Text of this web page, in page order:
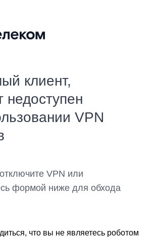
клиент,
недоступен
VPN
VPN или
формой ниже для обхода
что вы не являетесь роботом